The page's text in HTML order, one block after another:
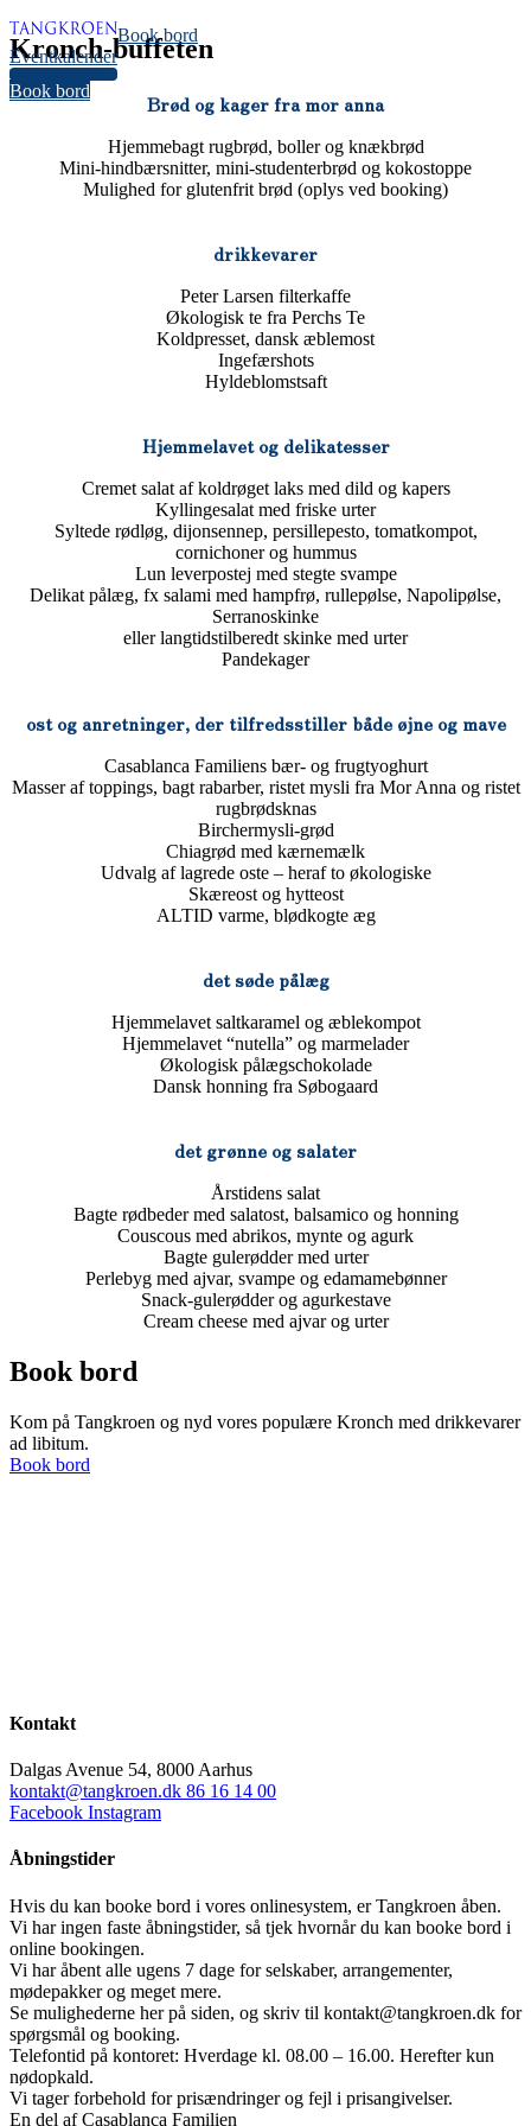
Book bord
Eventkalender
36
Book bord
Kronch-buffeten
Brød og kager fra mor anna
Hjemmebagt rugbrød, boller og knækbrød
Mini-hindbærsnitter, mini-studenterbrød og kokostoppe
Mulighed for glutenfrit brød (oplys ved booking)
drikkevarer
Peter Larsen filterkaffe
Økologisk te fra Perchs Te
Koldpresset, dansk æblemost
Ingefærshots
Hyldeblomstsaft
Hjemmelavet og delikatesser
Cremet salat af koldrøget laks med dild og kapers
Kyllingesalat med friske urter
Syltede rødløg, dijonsennep, persillepesto, tomatkompot,
cornichoner og hummus
Lun leverpostej med stegte svampe
Delikat pålæg, fx salami med hampfrø, rullepølse, Napolipølse,
Serranoskinke
eller langtidstilberedt skinke med urter
Pandekager
ost og anretninger, der tilfredsstiller både øjne og mave
Casablanca Familiens bær- og frugtyoghurt
Masser af toppings, bagt rabarber, ristet mysli fra Mor Anna og ristet
rugbrødsknas
Birchermysli-grød
Chiagrød med kærnemælk
Udvalg af lagrede oste – heraf to økologiske
Skæreost og hytteost
ALTID varme, blødkogte æg
det søde pålæg
Hjemmelavet saltkaramel og æblekompot
Hjemmelavet “nutella” og marmelader
Økologisk pålægschokolade
Dansk honning fra Søbogaard
det grønne og salater
Årstidens salat
Bagte rødbeder med salatost, balsamico og honning
Couscous med abrikos, mynte og agurk
Bagte gulerødder med urter
Perlebyg med ajvar, svampe og edamamebønner
Snack-gulerødder og agurkestave
Cream cheese med ajvar og urter
Book bord
Kom på Tangkroen og nyd vores populære Kronch med drikkevarer
ad libitum.
Book bord
Kontakt
Dalgas Avenue 54, 8000 Aarhus
kontakt@tangkroen.dk 86 16 14 00
Facebook Instagram
Åbningstider
Hvis du kan booke bord i vores onlinesystem, er Tangkroen åben.
Vi har ingen faste åbningstider, så tjek hvornår du kan booke bord i
online bookingen.
Vi har åbent alle ugens 7 dage for selskaber, arrangementer,
mødepakker og meget mere.
Se mulighederne her på siden, og skriv til kontakt@tangkroen.dk for
spørgsmål og booking.
Telefontid på kontoret: Hverdage kl. 08.00 – 16.00. Herefter kun
nødopkald.
Vi tager forbehold for prisændringer og fejl i prisangivelser.
En del af Casablanca Familien